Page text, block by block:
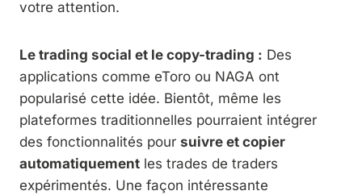
votre attention.
Le trading social et le copy-trading : Des
applications comme eToro ou NAGA ont
popularisé cette idée. Bientôt, même les
plateformes traditionnelles pourraient intégrer
des fonctionnalités pour suivre et copier
automatiquement les trades de traders
expérimentés. Une façon intéressante